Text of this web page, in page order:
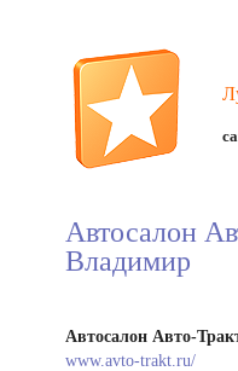
Автосалон
Владимир
Автосалон Авто-
www.avto-trakt.ru/